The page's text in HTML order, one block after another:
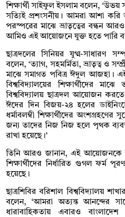
শিক্ষার্থী সাইফুল ইসলাম বলেন,
সত্যিই প্রশংসনীয়। আমরা আশা করি
পরস্পরের মাঝে ভ্রাতৃত্বের বন্ধন
আমিও এই আয়োজনে যুক্ত হতে পারি
ছাত্রদলের সিনিয়র যুগ্ম-সাধারণ
বলেন, ‘ত্যাগ, সহমর্মিতা, ভ্রাতৃত্ব ও
মাঝে সমাগত পবিত্র ঈদুল আজহা।
বিশ্ববিদ্যালয়ের শিক্ষার্থীদের
বিশ্ববিদ্যালয় ছাত্রদল আয়োজন
ঈদের দিন বিজয়-২৪ হলের
ধর্মাবলম্বী শিক্ষার্থীদের
জন্য তাদের নিজ নিজ হলে পৃথক
রাখা হয়েছে।’
তিনি আরও জানান, এই আয়োজনকে
শিক্ষার্থীদের নির্ধারিত গুগল ফর্ম
হয়েছে।
ছাত্রশিবির বরিশাল বিশ্ববিদ্যালয়
বলেন, ‘আমরা অত্যন্ত আনন্দের
ধারাবাহিকতায় এবারও বাংলাদেশ